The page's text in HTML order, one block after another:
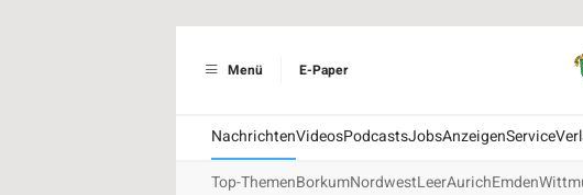
Menü E-Paper
NachrichtenVideosPodcastsJobsAnzeigenService
Top-ThemenBorkumNordwestLeerAurichEmden